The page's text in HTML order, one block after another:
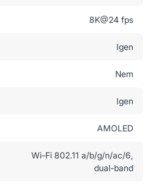
8K@24 fps
Igen
Nem
Igen
AMOLED
Wi-Fi 802.11 a/b/g/n/ac/6,
dual-band